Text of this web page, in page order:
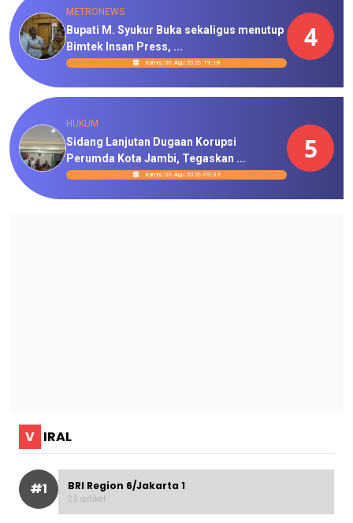
METRONEWS
Bupati M. Syukur Buka sekaligus menutup
Bimtek Insan Press, ...
Kamis, 06 Agu 2026 19:18
4
HUKUM
Sidang Lanjutan Dugaan Korupsi
Perumda Kota Jambi, Tegaskan ...
Kamis, 06 Agu 2026 09:32
5
V IRAL
#1 BRI Region 6/Jakarta 1
29 artikel